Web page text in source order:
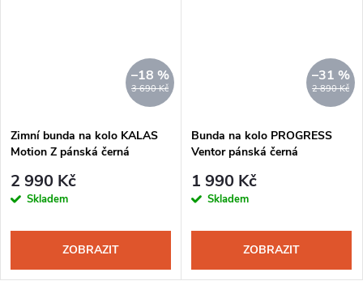
3 690 Kč
–18 %
Zimní bunda na kolo KALAS
Motion Z pánská černá
2 990 Kč
Skladem
ZOBRAZIT
2 890 Kč
–31 %
Bunda na kolo PROGRESS
Ventor pánská černá
1 990 Kč
Skladem
ZOBRAZIT